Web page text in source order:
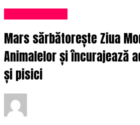
Mars sărbătorește Ziua
Animalelor și încurajează
și pisici